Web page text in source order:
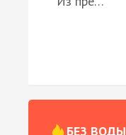
БЕЗ ВОДЫ